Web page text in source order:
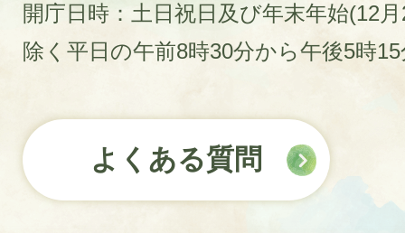
開庁日時：土日祝日及び年末年始(12
除く平日の午前8時30分から午後5時
よくある質問